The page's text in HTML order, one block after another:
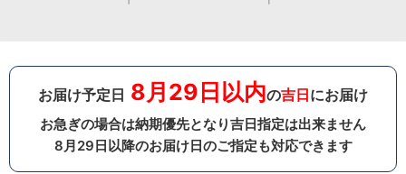
お届け予定日 8月29日以内の吉日にお届け
お急ぎの場合は納期優先となり吉日指定は出来ません
8月29日以降のお届け日のご指定も対応できます